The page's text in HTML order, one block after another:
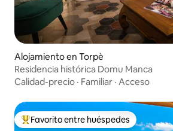
Alojamiento en Torpè
Residencia histórica Domu Manca
Calidad-precio · Familiar · Acceso
Favorito entre huéspedes preferido
Favorito entre huéspedes